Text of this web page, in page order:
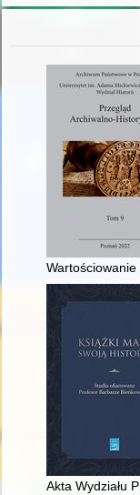
Akta Wydziału